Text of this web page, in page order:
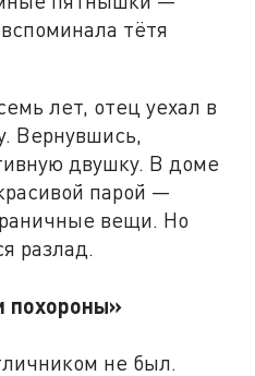
тётя
лет, отец уехал в
Вернувшись,
двушку. В доме
парой —
вещи. Но
разлад.
похороны»
не был.